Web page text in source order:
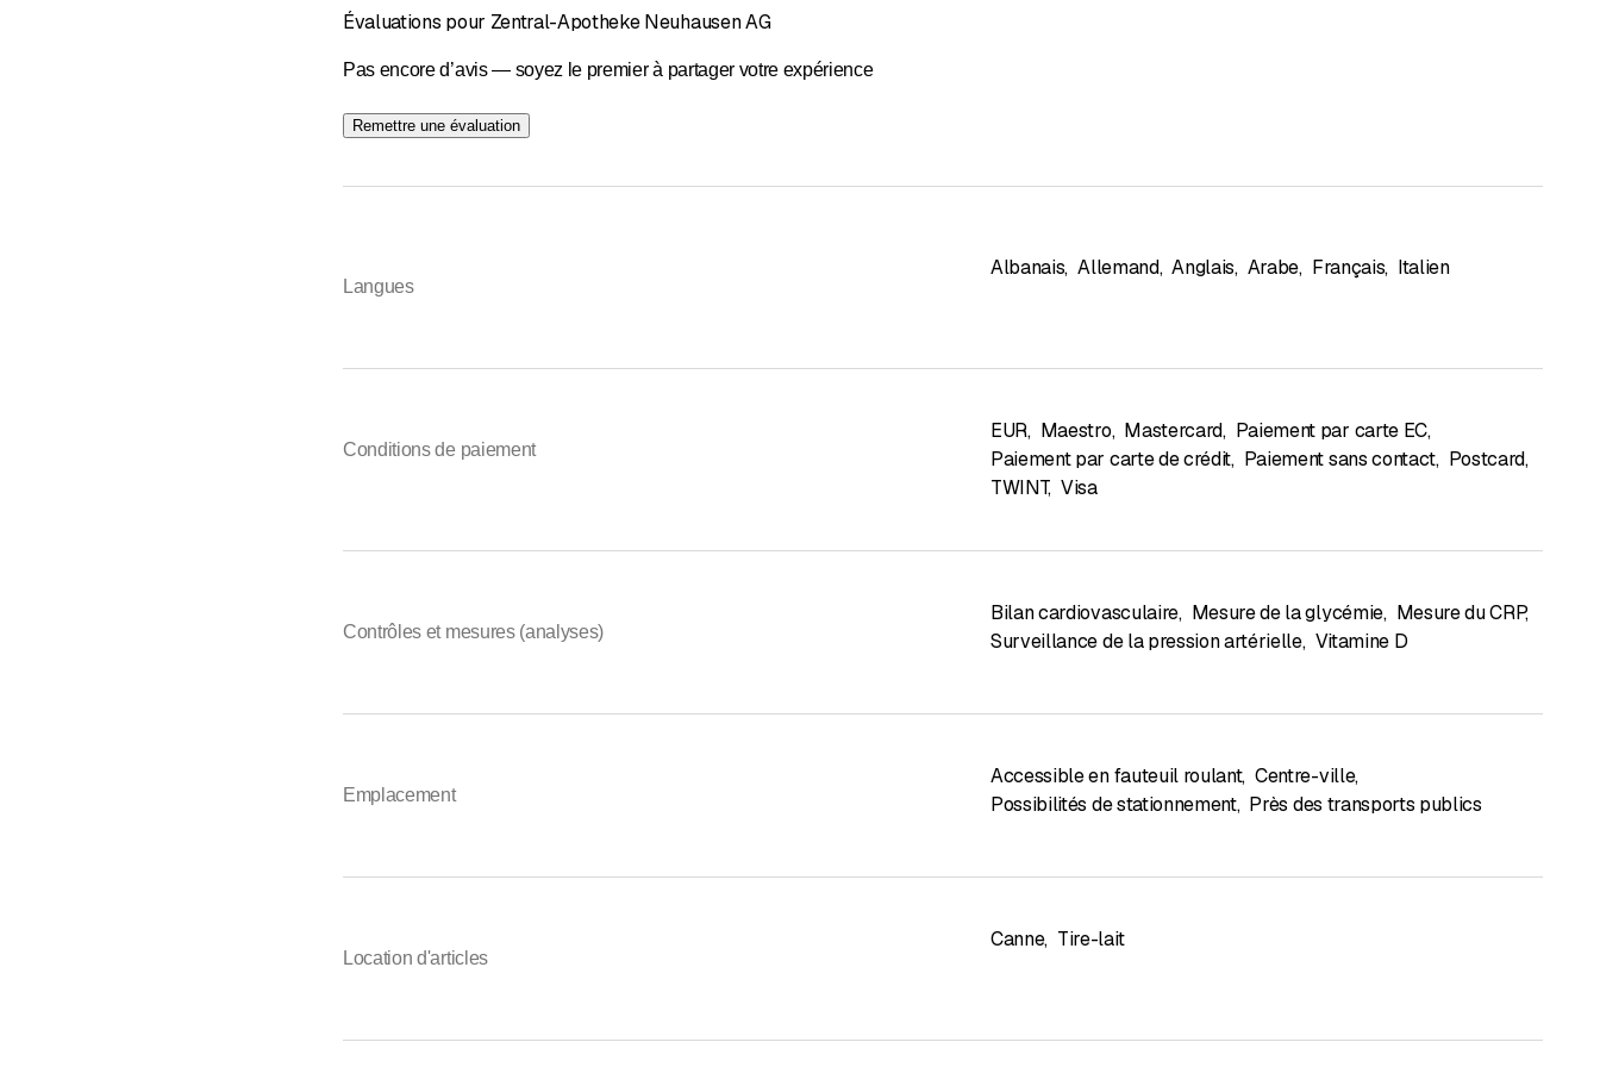
Évaluations pour Zentral-Apotheke Neuhausen AG
Pas encore d’avis — soyez le premier à partager votre expérience
Remettre une évaluation
Langues
Albanais, Allemand, Anglais, Arabe, Français, Italien
Conditions de paiement
EUR, Maestro, Mastercard, Paiement par carte EC,
Paiement par carte de crédit, Paiement sans contact, Postcard,
TWINT, Visa
Contrôles et mesures (analyses)
Bilan cardiovasculaire, Mesure de la glycémie, Mesure du CRP,
Surveillance de la pression artérielle, Vitamine D
Emplacement
Accessible en fauteuil roulant, Centre-ville,
Possibilités de stationnement, Près des transports publics
Location d'articles
Canne, Tire-lait